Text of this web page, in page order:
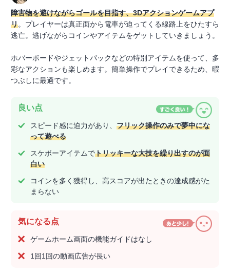
障害物を避けながらゴールを目指す、3Dアクションゲームアプ
リ。プレイヤーは真正面から電車が迫ってくる線路上をひたすら
逃亡。逃げながらコインやアイテムをゲットしていきましょう。
ホバーボードやジェットパックなどの特別アイテムを使って、多
彩なアクションも楽しめます。簡単操作でプレイできるため、暇
つぶしに最適です。
良い点
スピード感に迫力があり、 フリック操作のみで夢中にな
って遊べる
スケボーアイテムでトリッキーな大技を繰り出すのが面
白い
コインを多く獲得し、高スコアが出たときの達成感がた
まらない
気になる点
ゲームホーム画面の機能ガイドはなし
1回1回の動画広告が長い